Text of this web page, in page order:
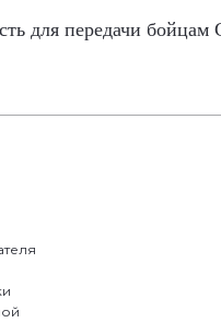
для передачи